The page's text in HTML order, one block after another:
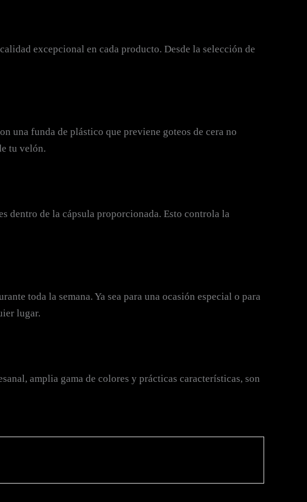
excepcional en cada producto. Desde la selección de
una funda de plástico que previene goteos de cera no
tu velón.
dentro de la cápsula proporcionada. Esto controla la
toda la semana. Ya sea para una ocasión especial o para
lugar.
amplia gama de colores y prácticas características, son